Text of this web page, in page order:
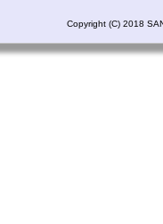
Copyright (C) 2018